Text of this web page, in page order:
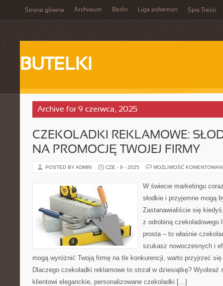
Strona główna Archiwum Berlin Liga pokemon Spis Treści
BUTELKI
Archive for 9 czerwca, 2025
CZEKOLADKI REKLAMOWE:
NA PROMOCJĘ TWOJEJ FIRMY
POSTED BY ADMIN CZE - 9 - 2025 MOŻLIWOŚĆ
W świecie marketingu
słodkie i przyjemne mogą
Zastanawialiście się
z odrobiną czekoladowego
prosta – to właśnie
szukasz nowoczesnych i
mogą wyróżnić Twoją firmę na tle konkurencji, warto przyjrzeć
Dlaczego czekoladki reklamowe to strzał w dziesiątkę?
klientowi eleganckie, personalizowane czekoladki […]